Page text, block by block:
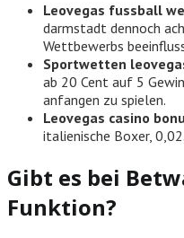
Leovegas fussball
darmstadt dennoch
Wettbewerbs
Sportwetten
ab 20 Cent auf 5
anfangen zu spielen.
Leovegas casino
italienische Boxer, 0,02.
Gibt es bei
Funktion?